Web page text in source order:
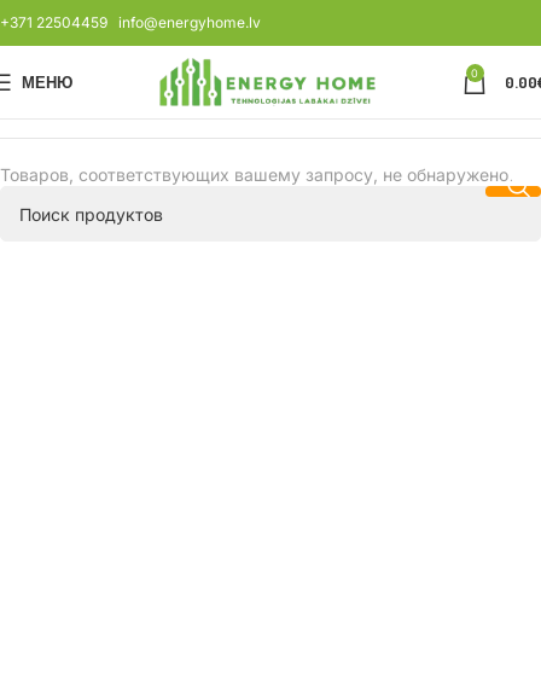
+371 22504459 info@energyhome.lv
МЕНЮ 0 0.00
Товаров, соответствующих вашему запросу, не обнаружено.